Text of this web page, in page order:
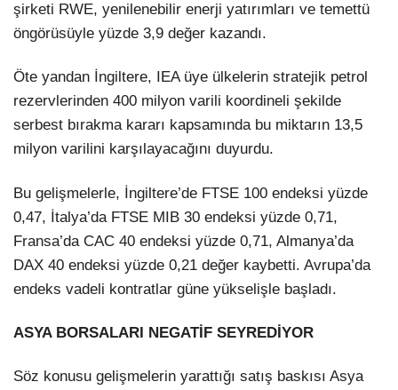
şirketi RWE, yenilenebilir enerji yatırımları ve temettü
öngörüsüyle yüzde 3,9 değer kazandı.
Öte yandan İngiltere, IEA üye ülkelerin stratejik petrol
rezervlerinden 400 milyon varili koordineli şekilde
serbest bırakma kararı kapsamında bu miktarın 13,5
milyon varilini karşılayacağını duyurdu.
Bu gelişmelerle, İngiltere’de FTSE 100 endeksi yüzde
0,47, İtalya’da FTSE MIB 30 endeksi yüzde 0,71,
Fransa’da CAC 40 endeksi yüzde 0,71, Almanya’da
DAX 40 endeksi yüzde 0,21 değer kaybetti. Avrupa’da
endeks vadeli kontratlar güne yükselişle başladı.
ASYA BORSALARI NEGATİF SEYREDİYOR
Söz konusu gelişmelerin yarattığı satış baskısı Asya